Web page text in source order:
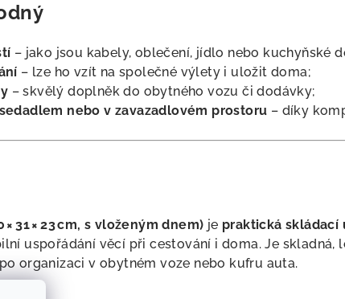
– jako jsou kabely, oblečení, jídlo nebo kuchyňské
– lze ho vzít na společné výlety i uložit doma;
– skvělý doplněk do obytného vozu či dodávky;
nebo v zavazadlovém prostoru – díky
× 31 × 23 cm, s vloženým dnem) je praktická skládací
uspořádání věcí při cestování i doma. Je skladná,
organizaci v obytném voze nebo kufru auta.